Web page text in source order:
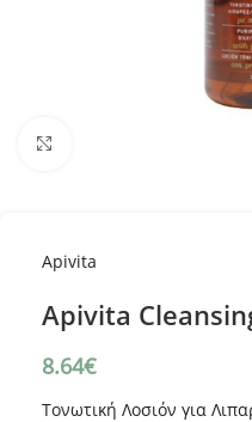
Apivita
Apivita
8.64€
Τονωτική Λοσιόν για